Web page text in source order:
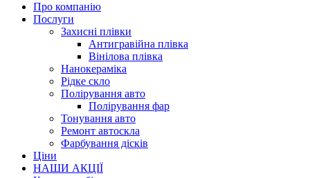
Про компанію
Послуги
Захисні плівки
Антигравійна плівка
Вінілова плівка
Нанокераміка
Рідке скло
Полірування авто
Полірування фар
Тонування авто
Ремонт автоскла
Фарбування дісків
Ціни
НАШИ АКЦІЇ